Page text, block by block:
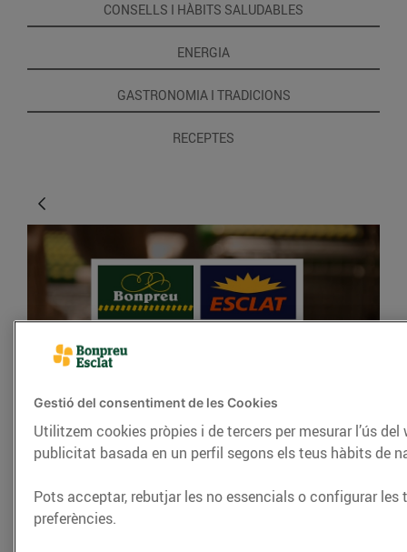
CONSELLS I HÀBITS SALUDABLES
ENERGIA
GASTRONOMIA I TRADICIONS
RECEPTES
ACTUALITAT
Fes el teu donatiu
solidari on-line!
01/de juny/2017
Gestió del consentiment de les Cookies
Utilitzem cookies pròpies i de tercers per mesurar l’ús
publicitat basada en un perfil segons els teus hàbits de
Pots acceptar, rebutjar les no essencials o configurar les
preferències.